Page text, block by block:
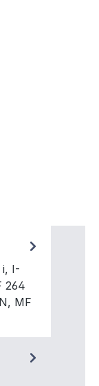
i, I-
264
MF